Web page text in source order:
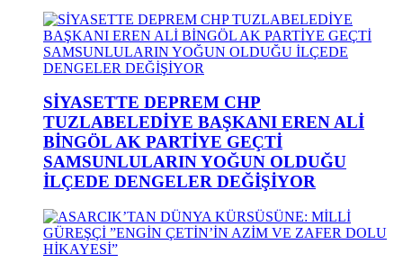
SİYASETTE DEPREM CHP
TUZLABELEDİYE BAŞKANI EREN ALİ
BİNGÖL AK PARTİYE GEÇTİ
SAMSUNLULARIN YOĞUN OLDUĞU
İLÇEDE DENGELER DEĞİŞİYOR